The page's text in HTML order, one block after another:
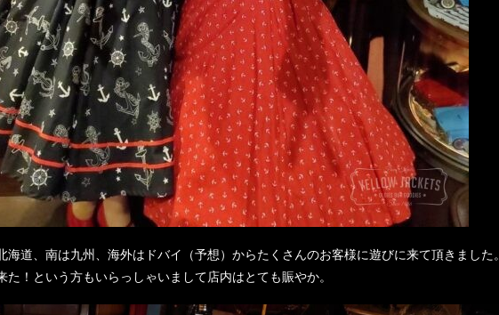
海道、南は九州、海外はドバイ（予想）からたくさんのお客様に遊びに来て頂きました。
！という方もいらっしゃいまして店内はとても賑やか。